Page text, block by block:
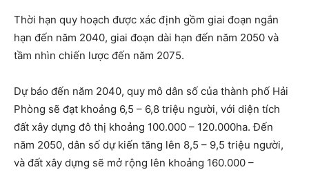
Thời hạn quy hoạch được xác định gồm giai đoạn ngắn
hạn đến năm 2040, giai đoạn dài hạn đến năm 2050 và
tầm nhìn chiến lược đến năm 2075.
Dự báo đến năm 2040, quy mô dân số của thành phố Hải
Phòng sẽ đạt khoảng 6,5 – 6,8 triệu người, với diện tích
đất xây dựng đô thị khoảng 100.000 – 120.000ha. Đến
năm 2050, dân số dự kiến tăng lên 8,5 – 9,5 triệu người,
và đất xây dựng sẽ mở rộng lên khoảng 160.000 –